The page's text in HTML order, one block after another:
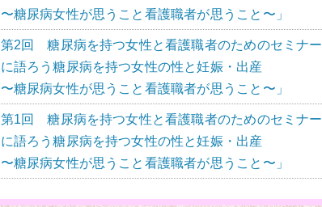
〜糖尿病女性が思うこと看護職者が思うこと〜」
第2回 糖尿病を持つ女性と看護職者のためのセミナー
に語ろう糖尿病を持つ女性の性と妊娠・出産
〜糖尿病女性が思うこと看護職者が思うこと〜」
第1回 糖尿病を持つ女性と看護職者のためのセミナー
に語ろう糖尿病を持つ女性の性と妊娠・出産
〜糖尿病女性が思うこと看護職者が思うこと〜」